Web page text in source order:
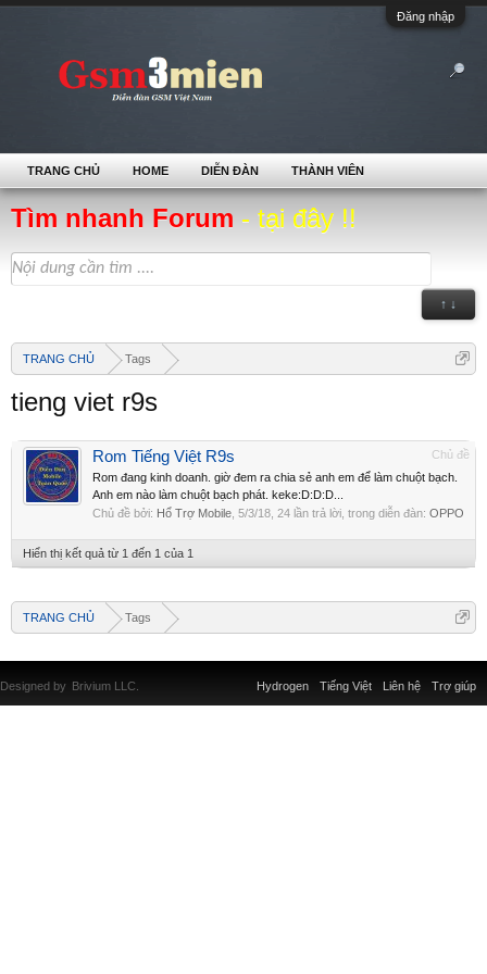
Đăng nhập
Tìm nhanh Forum - tại đây !!
↑ ↓
TRANG CHỦ Tags
tieng viet r9s
Chủ đề
Rom Tiếng Việt R9s
Rom đang kinh doanh. giờ đem ra chia sẻ anh em để làm chuột bạch.
Anh em nào làm chuột bạch phát. keke:D:D:D...
Chủ đề bởi: Hổ Trợ Mobile 5/3/18 , 24 lần trả lời, trong diễn đàn: OPPO
Hiển thị kết quả từ 1 đến 1 của 1
TRANG CHỦ Tags
TRANG CHỦ HOME DIỄN ĐÀN THÀNH VIÊN
Liên hệ Trợ giúp
Hydrogen Tiếng Việt
Designed by Brivium LLC.